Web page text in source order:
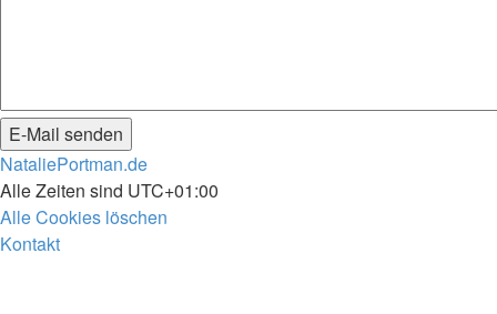
NataliePortman.de
Alle Zeiten sind UTC+01:00
Alle Cookies löschen
Kontakt